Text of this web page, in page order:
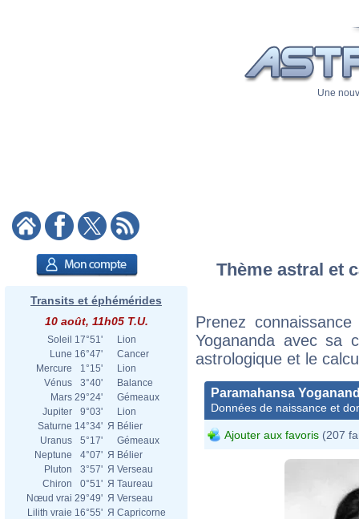
Une
Transits et éphémérides
10 août, 11h05 T.U.
Soleil 17°51'
Lion
Lune 16°47'
Cancer
Mercure
1°15'
Lion
Vénus
3°40'
Balance
Mars 29°24'
Gémeaux
Jupiter
9°03'
Lion
Saturne 14°34' Я Bélier
Uranus
5°17'
Gémeaux
Neptune
4°07' Я Bélier
Pluton
3°57' Я Verseau
Chiron
0°51' Я Taureau
Nœud vrai 29°49' Я Verseau
Lilith vraie 16°55' Я Capricorne
Thème astral et
Prenez
Yogananda avec sa
astrologique et le
Paramahansa
Données de naissance et
Ajouter aux favoris (207